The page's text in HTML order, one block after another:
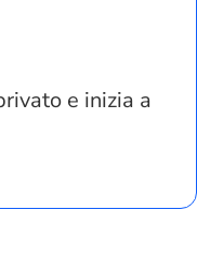
e inizia a